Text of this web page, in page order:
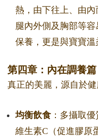
熱，由下往上、由
腿內外側及胸部等
保養，更是與寶寶溫
第四章：內在調養
真正的美麗，源自於健
均衡飲食 ：多攝取
維生素C（促進膠原